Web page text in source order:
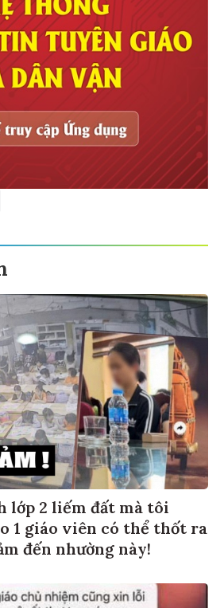
lớp 2 liếm đất mà tôi
1 giáo viên có thể thốt ra
đến nhường này!